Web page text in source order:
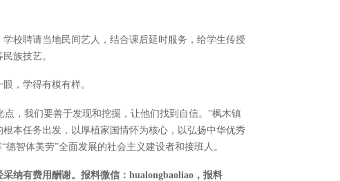
校聘请当地民间艺人，结合课后延时服务，给学生传授
族技艺。
，学得有模有样。
点，我们要善于发现和挖掘，让他们找到自信。”枫木镇
本任务出发，以厚植家国情怀为核心，以弘扬中华优秀
智体美劳”全面发展的社会主义建设者和接班人。
纳有费用酬谢。报料微信：hualongbaoliao，报料